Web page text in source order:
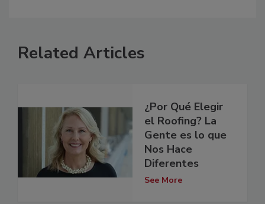
Related Articles
¿Por Qué Elegir
el Roofing? La
Gente es lo que
Nos Hace
Diferentes
See More